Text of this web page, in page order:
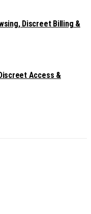
Discreet Billing &
Access &